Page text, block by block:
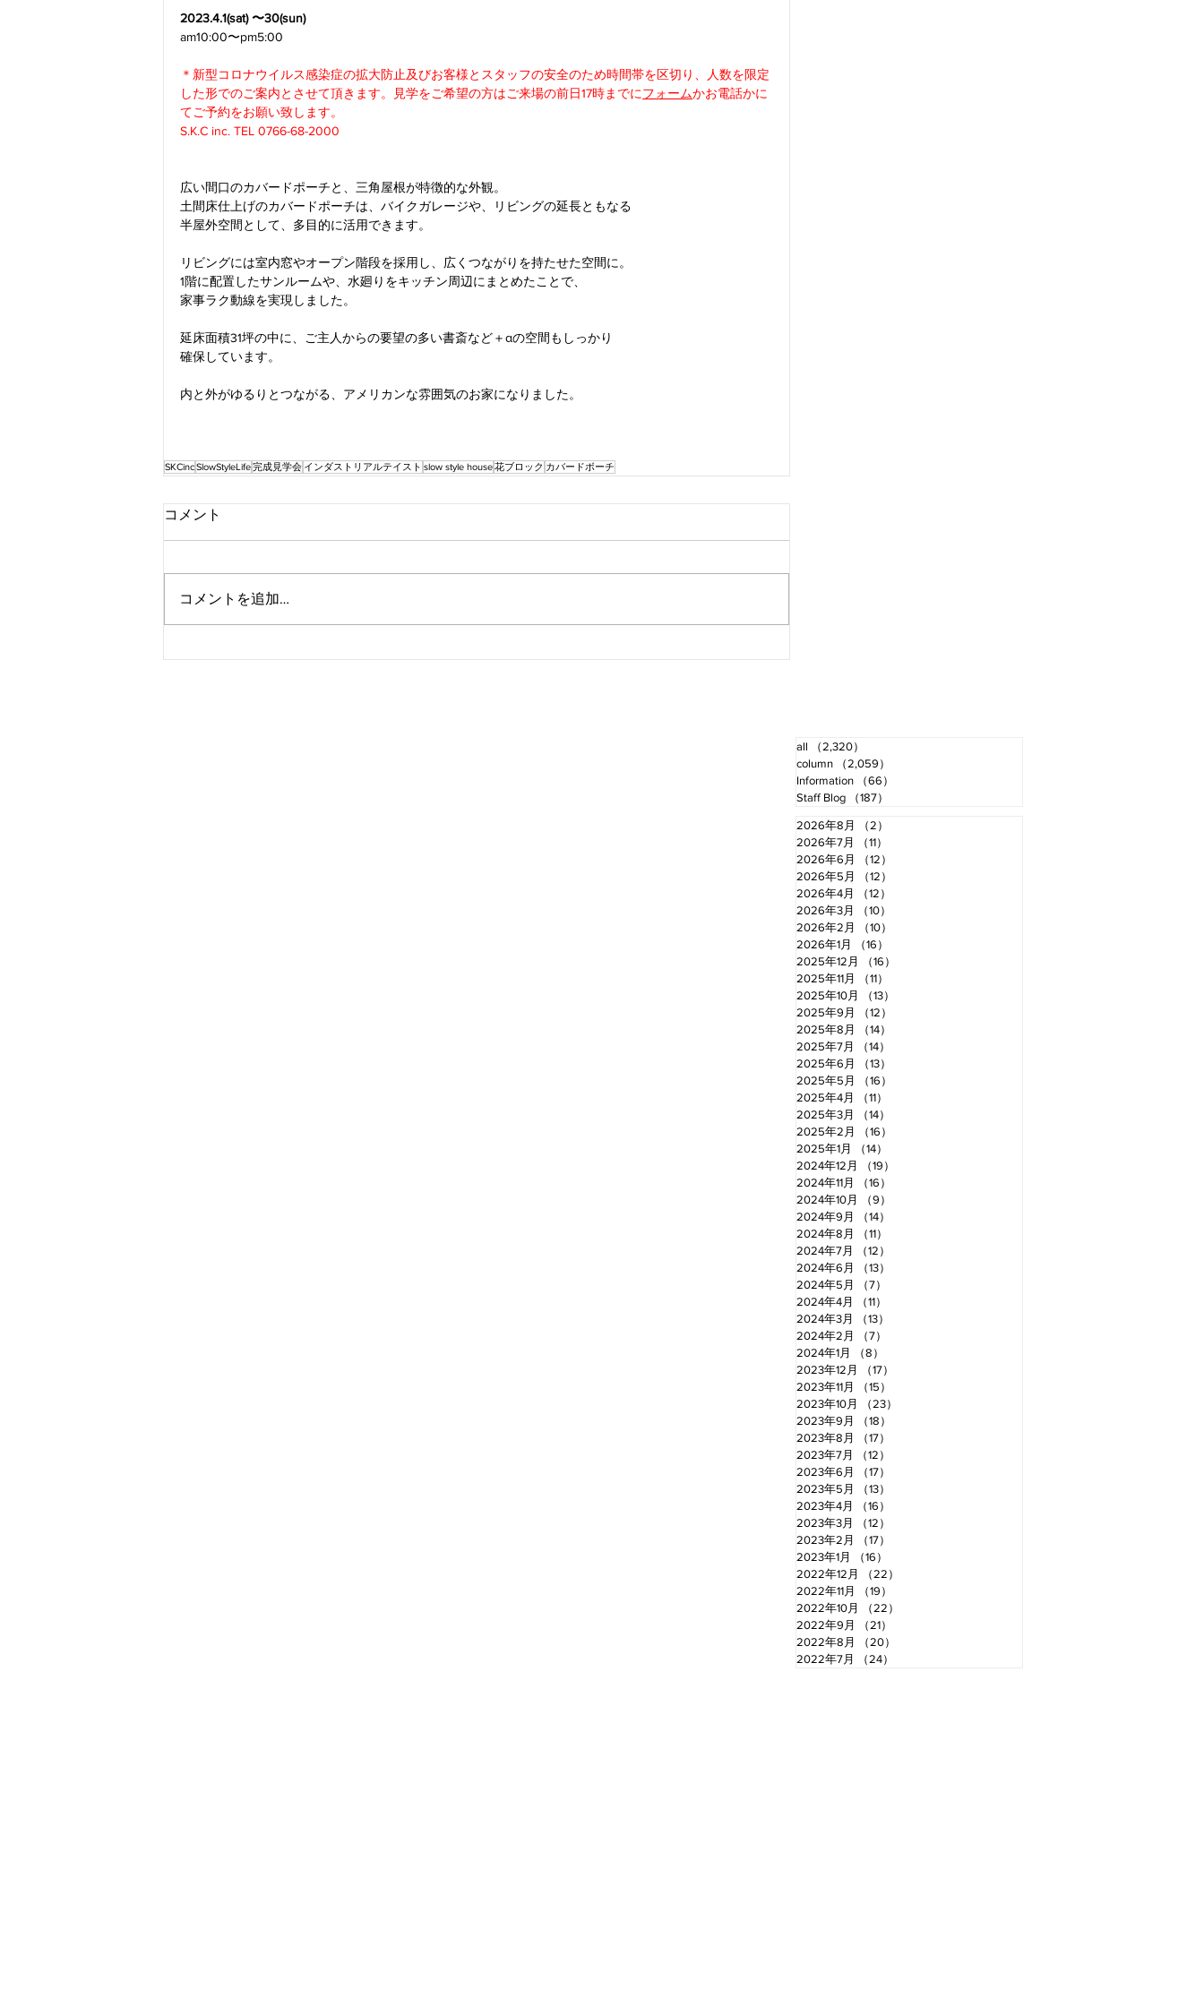
2023.4.1(sat) 〜30(sun)
am10:00〜pm5:00
＊新型コロナウイルス感染症の拡大防止及びお客様とスタッフの安全のため時間帯を区切り、人数を限定
した形でのご案内とさせて頂きます。見学をご希望の方はご来場の前日17時までにフォームかお電話かに
てご予約をお願い致します。
S.K.C inc. TEL 0766-68-2000
広い間口のカバードポーチと、三角屋根が特徴的な外観。
土間床仕上げのカバードポーチは、バイクガレージや、リビングの延長ともなる
半屋外空間として、多目的に活用できます。
リビングには室内窓やオープン階段を採用し、広くつながりを持たせた空間に。
1階に配置したサンルームや、水廻りをキッチン周辺にまとめたことで、
家事ラク動線を実現しました。
延床面積31坪の中に、ご主人からの要望の多い書斎など＋αの空間もしっかり
確保しています。
内と外がゆるりとつながる、アメリカンな雰囲気のお家になりました。
SKCincSlowStyleLife完成見学会 インダストリアルテイスト slow style house花ブロック カバードボーチ
コメント
コメントを追加…
all （2,320）
column
（2,059）
Information
（66）
Staff Blog
（187）
2026年8月 （2）
2026年7月
（11）
2026年6月
（12）
2026年5月
（12）
2026年4月
（12）
2026年3月
（10）
2026年2月
（10）
2026年1月
（16）
2025年12月
（16）
2025年11月
（11）
2025年10月
（13）
2025年9月
（12）
2025年8月
（14）
2025年7月
（14）
2025年6月
（13）
2025年5月
（16）
2025年4月
（11）
2025年3月
（14）
2025年2月
（16）
2025年1月
（14）
2024年12月
（19）
2024年11月
（16）
2024年10月
（9）
2024年9月
（14）
2024年8月
（11）
2024年7月
（12）
2024年6月
（13）
2024年5月
（7）
2024年4月
（11）
2024年3月
（13）
2024年2月
（7）
2024年1月
（8）
2023年12月
（17）
2023年11月
（15）
2023年10月
（23）
2023年9月
（18）
2023年8月
（17）
2023年7月
（12）
2023年6月
（17）
2023年5月
（13）
2023年4月
（16）
2023年3月
（12）
2023年2月
（17）
2023年1月
（16）
2022年12月
（22）
2022年11月
（19）
2022年10月
（22）
2022年9月
（21）
2022年8月
（20）
2022年7月
（24）